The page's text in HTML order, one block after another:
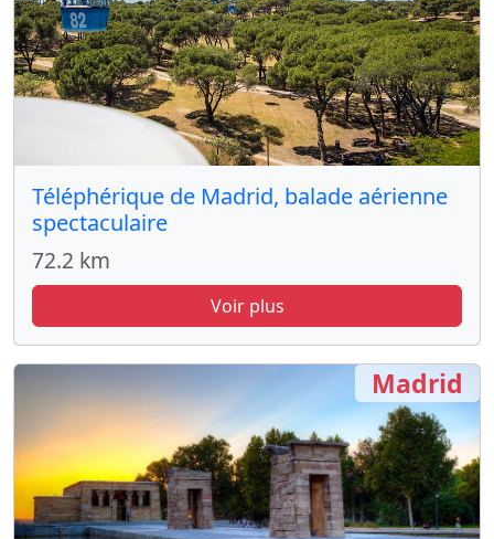
Téléphérique de Madrid, balade aérienne
spectaculaire
72.2 km
Voir plus
Madrid